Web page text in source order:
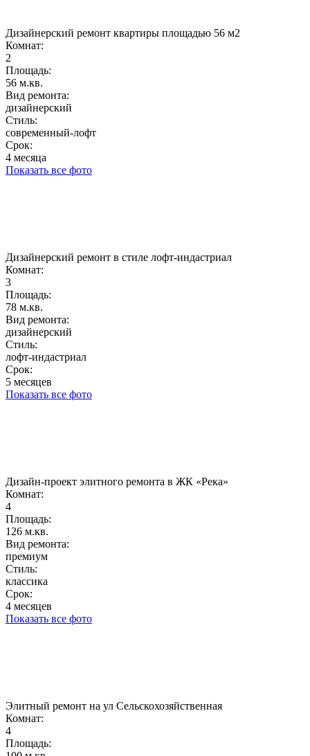
Дизайнерский ремонт квартиры площадью 56 м2
Комнат:
2
Площадь:
56 м.кв.
Вид ремонта:
дизайнерский
Стиль:
современный-лофт
Срок:
4 месяца
Показать все фото
Дизайнерский ремонт в стиле лофт-индастриал
Комнат:
3
Площадь:
78 м.кв.
Вид ремонта:
дизайнерский
Стиль:
лофт-индастриал
Срок:
5 месяцев
Показать все фото
Дизайн-проект элитного ремонта в ЖК «Река»
Комнат:
4
Площадь:
126 м.кв.
Вид ремонта:
премиум
Стиль:
классика
Срок:
4 месяцев
Показать все фото
Элитный ремонт на ул Сельскохозяйственная
Комнат:
4
Площадь: